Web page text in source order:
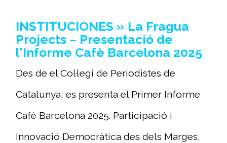
INSTITUCIONES » La Fragua
Projects – Presentació de
l'Informe Cafè Barcelona 2025
Des de el Col·legi de Periodistes de
Catalunya, es presenta el Primer Informe
Cafè Barcelona 2025. Participació i
Innovació Democràtica des dels Marges,